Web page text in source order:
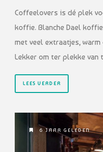
Coffeelovers is dé plek
koffie. Blanche Dael
met veel extraatjes,
Lekker om ter plekke van
LEES VERDER
6 JAAR GELEDEN